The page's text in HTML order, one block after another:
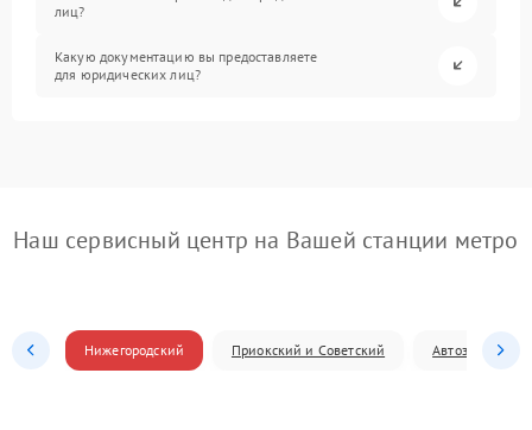
лиц?
Какую документацию вы предоставляете
для юридических лиц?
Наш сервисный центр на Вашей станции метро
Нижегородский Приокский и Советский Автозаводский